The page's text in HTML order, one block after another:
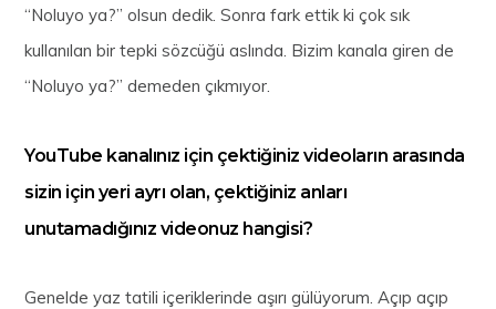
“Noluyo ya?” olsun dedik. Sonra fark ettik ki çok sık
kullanılan bir tepki sözcüğü aslında. Bizim kanala giren de
“Noluyo ya?” demeden çıkmıyor.
YouTube kanalınız için çektiğiniz videoların arasında
sizin için yeri ayrı olan, çektiğiniz anları
unutamadığınız videonuz hangisi?
Genelde yaz tatili içeriklerinde aşırı gülüyorum. Açıp açıp